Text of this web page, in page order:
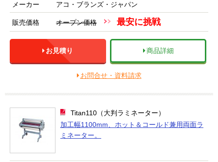
メーカー アコ・ブランズ・ジャパン
販売価格 オープン価格 最安に挑戦
お見積り 商品詳細
お問合せ・資料請求
Titan110（大判ラミネーター）
加工幅1100mm、ホット＆コールド兼用両面ラ
ミネーター。